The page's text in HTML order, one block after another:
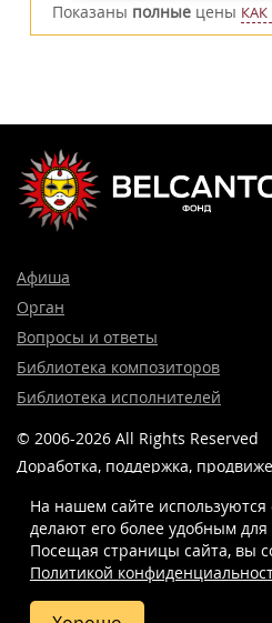
Показаны полные цены
Афиша
Орган
Вопросы и ответы
Библиотека композиторов
Библиотека исполнителей
© 2006-2026 All Rights Reserved
Доработка, поддержка,
8 (499) 923-22-78
info@belcantofund.com
На нашем сайте
делают его более удобным для
Посещая страницы сайта, вы
Политикой